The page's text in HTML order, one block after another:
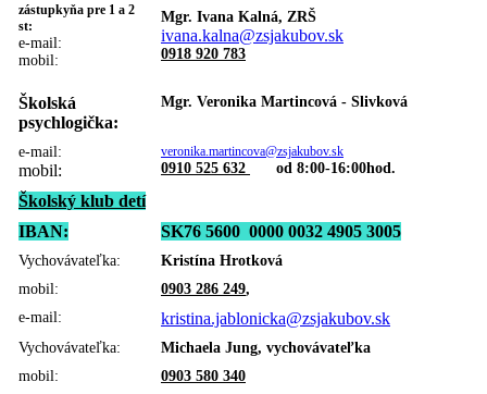
zástupkyňa pre 1 a 2
st:
e-mail:
mobil:
Mgr. Ivana Kalná, ZRŠ
ivana.kalna@zsjakubov.sk
0918 920 783
Školská
psychlogička:
Mgr. Veronika Martincová - Slivková
e-mail:
mobil:
veronika.martincova@zsjakubov.sk
0910 525 632 od 8:00-16:00hod.
Školský klub detí
IBAN:
SK76 5600 0000 0032 4905 3005
Vychovávateľka:
Kristína Hrotková
mobil:
0903 286 249,
e-mail:
kristina.jablonicka@zsjakubov.sk
Vychovávateľka:
Michaela Jung, vychovávateľka
mobil:
0903 580 340